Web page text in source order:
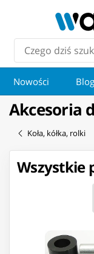
Nowości Blog
Akcesoria
Koła, kółka, rolki
Wszystkie